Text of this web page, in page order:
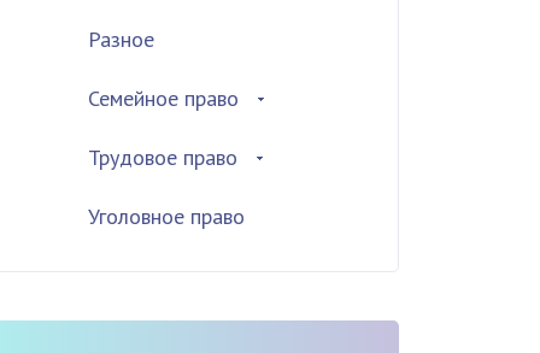
Разное
Семейное право
Трудовое право
Уголовное право